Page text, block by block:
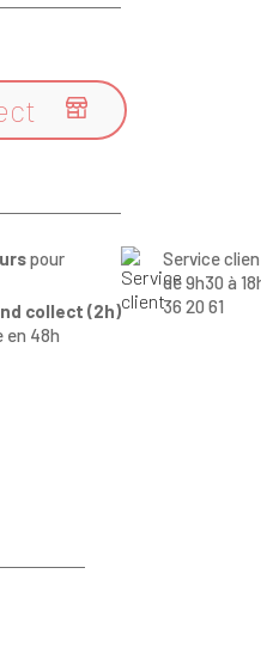

pour
collect (2h)
en 48h
Service
de 9h30 à
36 20 61